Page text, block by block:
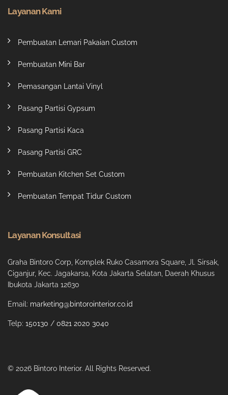
Layanan Kami
Pembuatan Lemari Pakaian Custom
Pembuatan Mini Bar
Pemasangan Lantai Vinyl
Pasang Partisi Gypsum
Pasang Partisi Kaca
Pasang Partisi GRC
Pembuatan Kitchen Set Custom
Pembuatan Tempat Tidur Custom
Layanan Konsultasi
Graha Bintoro Corp, Komplek Ruko Casamora Square, Jl. Sirsak,
Ciganjur, Kec. Jagakarsa, Kota Jakarta Selatan, Daerah Khusus
Ibukota Jakarta 12630
Email: marketing@bintorointerior.co.id
Telp: 150130 / 0821 2020 3040
© 2026 Bintoro Interior. All Rights Reserved.